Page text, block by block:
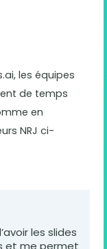
les équipes
de temps
en
NRJ ci-
les slides
et me permet